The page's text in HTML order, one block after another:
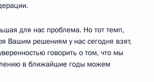
для нас проблема. Но тот темп,
Вашим решениям у нас сегодня взят,
говорить о том, что мы
в ближайшие годы можем